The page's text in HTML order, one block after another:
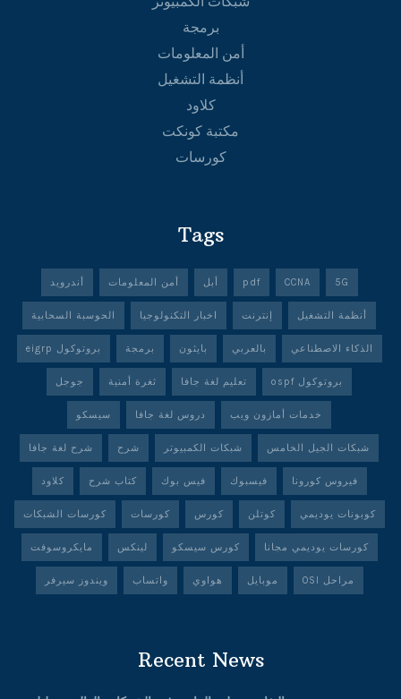
برمجة
أمن المعلومات
أنظمة التشغيل
كلاود
مكتبة كونكت
كورسات
Tags
5G
CCNA
pdf أبل أمن المعلومات أندرويد
أنظمة التشغيل إنترنت اخبار التكنولوجيا الحوسبة السحابية
الذكاء الاصطناعي بالعربي بايثون برمجة بروتوكول eigrp
بروتوكول ospf تعليم لغة جافا ثغرة أمنية جوجل
خدمات أمازون ويب دروس لغة جافا سيسكو
شبكات الجيل الخامس شبكات الكمبيوتر شرح شرح لغة جافا
فيروس كورونا فيسبوك فيس بوك كتاب شرح كلاود
كوبونات يوديمي كوتلن كورس كورسات كورسات الشبكات
كورسات يوديمي مجانا كورس سيسكو لينكس مايكروسوفت
مراحل OSI موبايل هواوي واتساب ويندوز سيرفر
Recent News